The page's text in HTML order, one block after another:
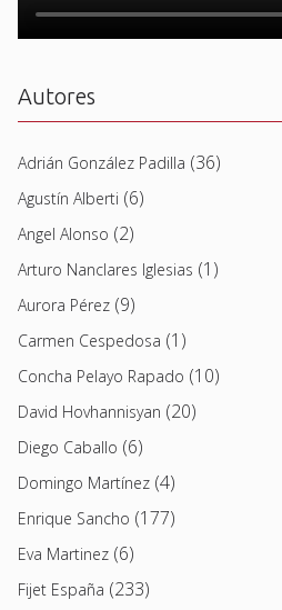
Autores
Adrián González Padilla (36)
Agustín Alberti (6)
Angel Alonso (2)
Arturo Nanclares Iglesias (1)
Aurora Pérez (9)
Carmen Cespedosa (1)
Concha Pelayo Rapado (10)
David Hovhannisyan (20)
Diego Caballo (6)
Domingo Martínez (4)
Enrique Sancho (177)
Eva Martinez (6)
Fijet España (233)